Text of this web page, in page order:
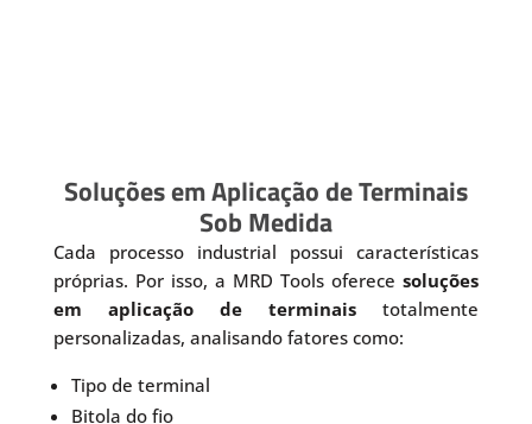
Soluções em Aplicação de Terminais
Sob Medida
Cada processo industrial possui características
próprias. Por isso, a MRD Tools oferecesoluções
em aplicação de terminais totalmente
personalizadas, analisando fatores como:
Tipo de terminal
Bitola do fio